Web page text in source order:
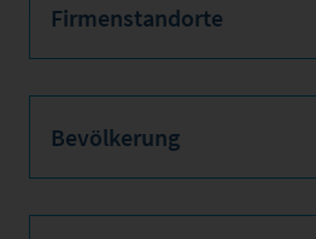
Firmenstandorte
Bevölkerung